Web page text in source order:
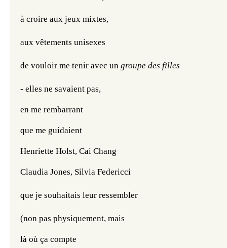
à croire aux jeux mixtes,
aux vêtements unisexes
de vouloir me tenir avec un groupe des filles
- elles ne savaient pas,
en me rembarrant
que me guidaient
Henriette Holst, Cai Chang
Claudia Jones, Silvia Federicci
que je souhaitais leur ressembler
(non pas physiquement, mais
là où ça compte